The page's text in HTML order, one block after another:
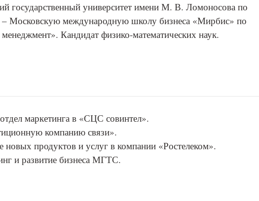
государственный университет имени М. В. Ломоносова по
– Московскую международную школу бизнеса «Мирбис» по
менеджмент». Кандидат физико-математических наук.
маркетинга в «СЦС совинтел».
компанию связи».
новых продуктов и услуг в компании «Ростелеком».
и развитие бизнеса МГТС.